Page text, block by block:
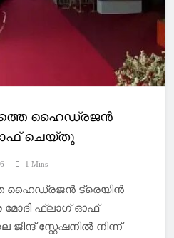
ഹൈഡ്രജൻ
ഓഫ് ചെയ്തു
1 Mins
ഹൈഡ്രജൻ ട്രെയിൻ
മോദി ഫ്ലാഗ് ഓഫ്
സ്റ്റേഷനില്‍ നിന്ന്